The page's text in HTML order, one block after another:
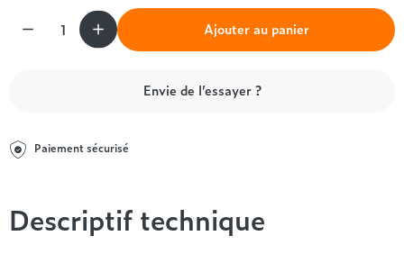
- de 1000€
Entre 1000 et 1500€
Alpen
Epeda
Ergotherm
+ de 1500€
Nos sommiers par prix
Entre 1000 et 1500€
+ de 500€
+ de 1500€
Ajouter au panier
Envie de l’essayer ?
Paiement sécurisé
Descriptif technique